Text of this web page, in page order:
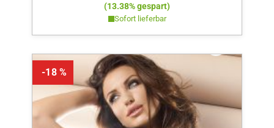
(13.38% gespart)
Sofort lieferbar
-18 %